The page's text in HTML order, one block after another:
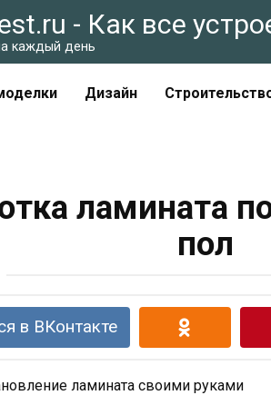
- Как все
каждый день
Дизайн
ламината
пол
в ВКонтакте